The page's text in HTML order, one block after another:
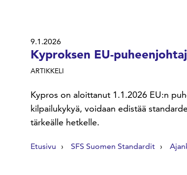
9.1.2026
Kyproksen EU-
ARTIKKELI
Kypros on aloittanut 1.1.2026 EU:n
kilpailukykyä, voidaan edistää
tärkeälle hetkelle.
Etusivu SFS Suomen Standardit